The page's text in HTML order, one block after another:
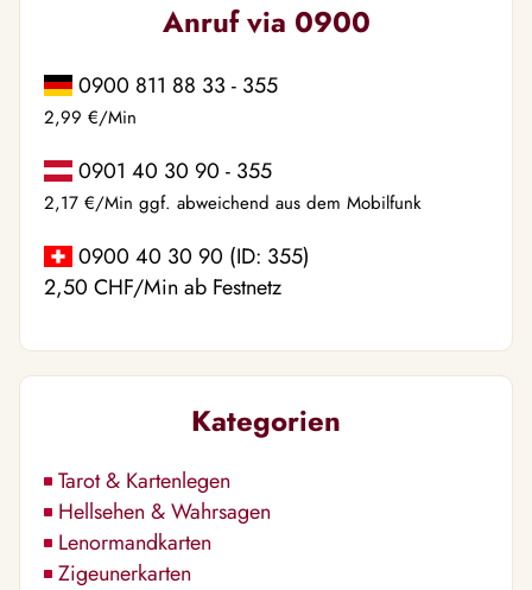
Anruf via 0900
0900 811 88 33 - 355
2,99 €/Min
0901 40 30 90 - 355
2,17 €/Min ggf. abweichend aus dem Mobilfunk
0900 40 30 90 (ID: 355)
2,50 CHF/Min ab Festnetz
Kategorien
Tarot & Kartenlegen
Hellsehen & Wahrsagen
Lenormandkarten
Zigeunerkarten